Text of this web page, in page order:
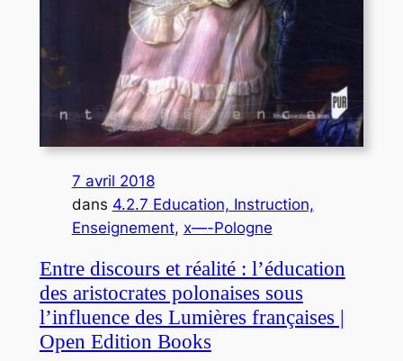
7 avril 2018
dans 4.2.7 Education, Instruction,
Enseignement, x—-Pologne
Entre discours et réalité : l’éducation
des aristocrates polonaises sous
l’influence des Lumières françaises |
Open Edition Books